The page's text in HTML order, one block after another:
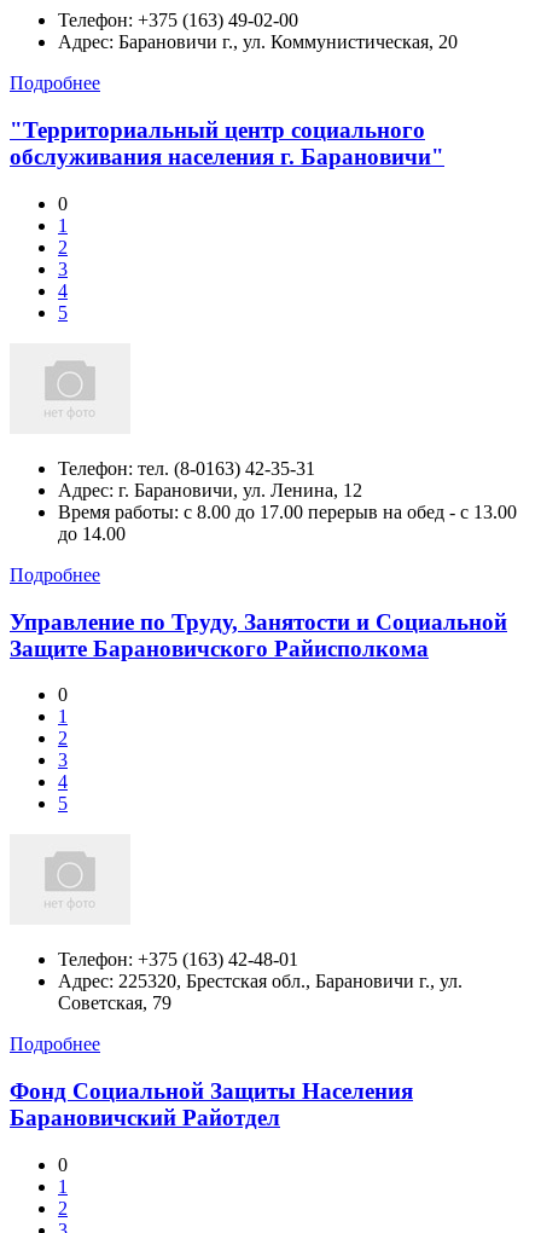
Телефон: +375 (163) 49-02-00
Адрес: Барановичи г., ул. Коммунистическая, 20
Подробнее
"Территориальный центр социального
обслуживания населения г. Барановичи"
0
1
2
3
4
5
Телефон: тел. (8-0163) 42-35-31
Адрес: г. Барановичи, ул. Ленина, 12
Время работы: с 8.00 до 17.00 перерыв на обед - с 13.00
до 14.00
Подробнее
Управление по Труду, Занятости и Социальной
Защите Барановичского Райисполкома
0
1
2
3
4
5
Телефон: +375 (163) 42-48-01
Адрес: 225320, Брестская обл., Барановичи г., ул.
Советская, 79
Подробнее
Фонд Социальной Защиты Населения
Барановичский Райотдел
0
1
2